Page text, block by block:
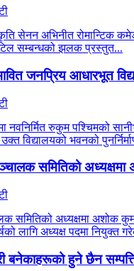
कृति सेनन अभिनीत रोमान्टिक
सम्बन्धको झलक प्रस्तुत...
जनप्रिय आधारभूत
नवनिर्मित रुकुम पश्चिमको
विद्यालयको भवनको
समितिको
समितिको अध्यक्षमा अशोक
लागि अध्यक्ष पदमा नियुक्त
बनेकाहरूको हुने छैन